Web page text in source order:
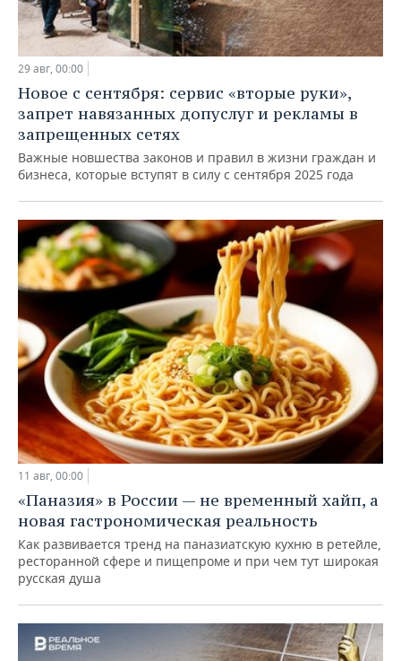
29 авг, 00:00
Новое с сентября: сервис «вторые руки»,
запрет навязанных допуслуг и рекламы в
запрещенных сетях
Важные новшества законов и правил в жизни граждан и
бизнеса, которые вступят в силу с сентября 2025 года
11 авг, 00:00
«Паназия» в России — не временный хайп, а
новая гастрономическая реальность
Как развивается тренд на паназиатскую кухню в ретейле,
ресторанной сфере и пищепроме и при чем тут широкая
русская душа